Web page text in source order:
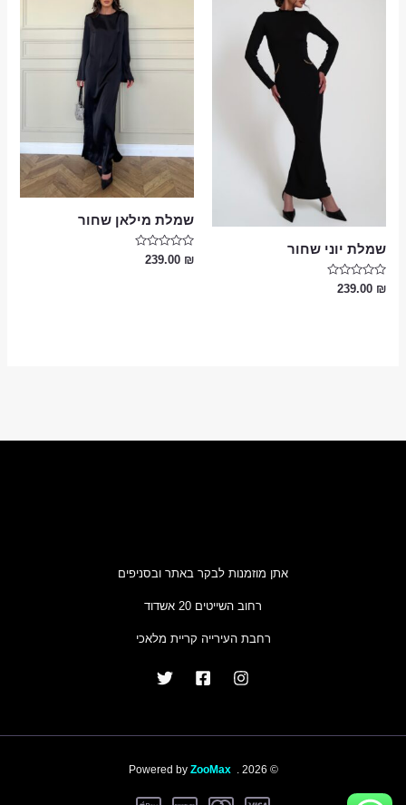
שמלת יוני שחור
דורג
0
239.00 ₪
שמלת מילאן שחור
דורג
0
239.00 ₪
אתן מוזמנות לבקר באתר ובסניפים
רחוב השייטים 20 אשדוד
רחבת העירייה קריית מלאכי
© 2026 . Powered by
ZooMax